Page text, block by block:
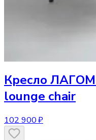
Кресло ЛАГОМ
lounge chair
102 900 ₽